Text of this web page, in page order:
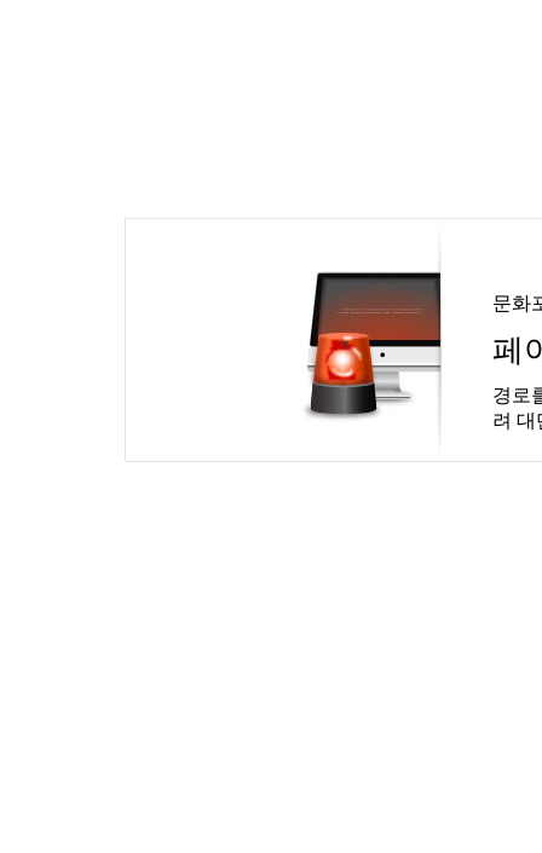
문화
페
경로
려 대